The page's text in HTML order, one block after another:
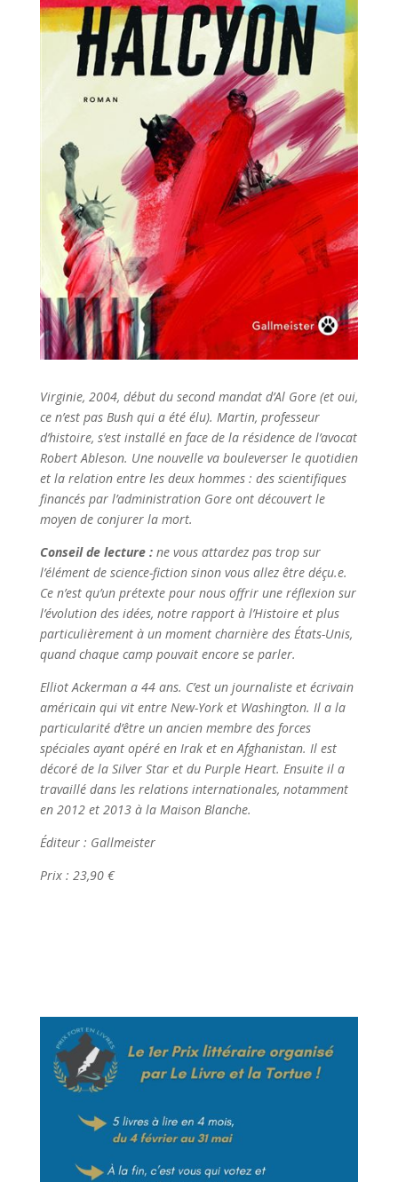
Virginie, 2004, début du second mandat d’Al Gore (et oui,
ce n’est pas Bush qui a été élu). Martin, professeur
d’histoire, s’est installé en face de la résidence de l’avocat
Robert Ableson. Une nouvelle va bouleverser le quotidien
et la relation entre les deux hommes : des scientifiques
financés par l’administration Gore ont découvert le
moyen de conjurer la mort.
Conseil de lecture : ne vous attardez pas trop sur
l’élément de science-fiction sinon vous allez être déçu.e.
Ce n’est qu’un prétexte pour nous offrir une réflexion sur
l’évolution des idées, notre rapport à l’Histoire et plus
particulièrement à un moment charnière des États-Unis,
quand chaque camp pouvait encore se parler.
Elliot Ackerman a 44 ans. C’est un journaliste et écrivain
américain qui vit entre New-York et Washington. Il a la
particularité d’être un ancien membre des forces
spéciales ayant opéré en Irak et en Afghanistan. Il est
décoré de la Silver Star et du Purple Heart. Ensuite il a
travaillé dans les relations internationales, notamment
en 2012 et 2013 à la Maison Blanche.
Éditeur : Gallmeister
Prix : 23,90 €